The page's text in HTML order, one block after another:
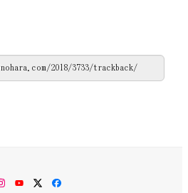
Instagram
YouTubeTwitterFacebook